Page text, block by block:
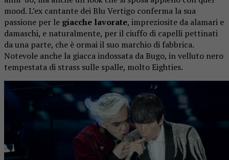
mood. L’ex cantante dei Blu Vertigo conferma la sua
passione per le giacche lavorate, impreziosite da alamari e
damaschi, e naturalmente, per il ciuffo di capelli pettinati
da una parte, che è ormai il suo marchio di fabbrica.
Notevole anche la giacca indossata da Bugo, in velluto nero
tempestata di strass sulle spalle, molto Eighties.